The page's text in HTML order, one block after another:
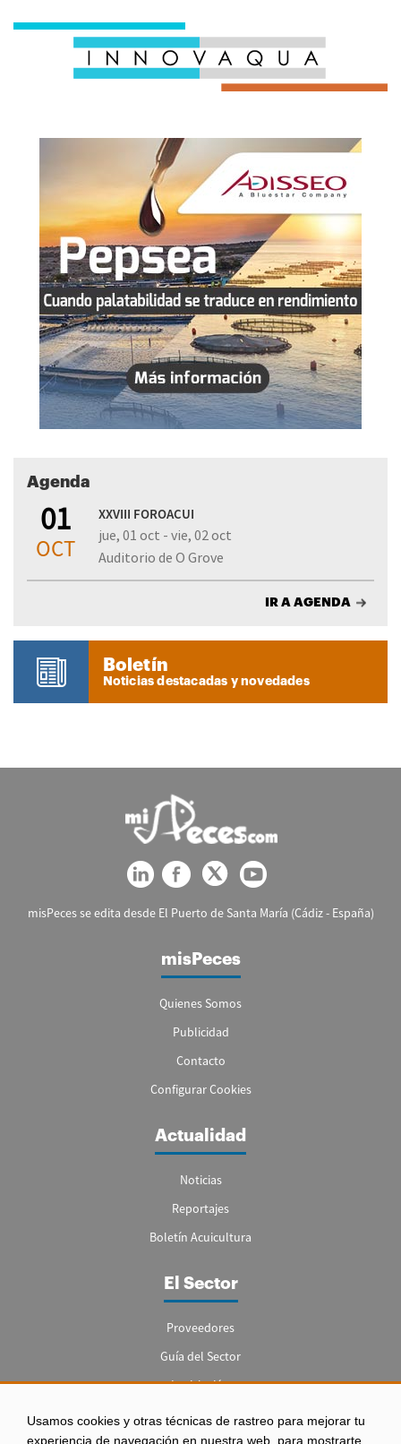
Usamos cookies y otras técnicas de rastreo para mejorar tu
experiencia de navegación en nuestra web, para mostrarte
Agenda
01
OCT
XXVIII FOROACUI
jue, 01 oct - vie, 02 oct
Auditorio de O Grove
IR A AGENDA
Boletín
Noticias destacadas y novedades
misPeces se edita desde El Puerto de Santa María (Cádiz - España)
misPeces
Quienes Somos
Publicidad
Contacto
Configurar Cookies
Actualidad
Noticias
Reportajes
Boletín Acuicultura
El Sector
Proveedores
Guía del Sector
Legislación
Empleo